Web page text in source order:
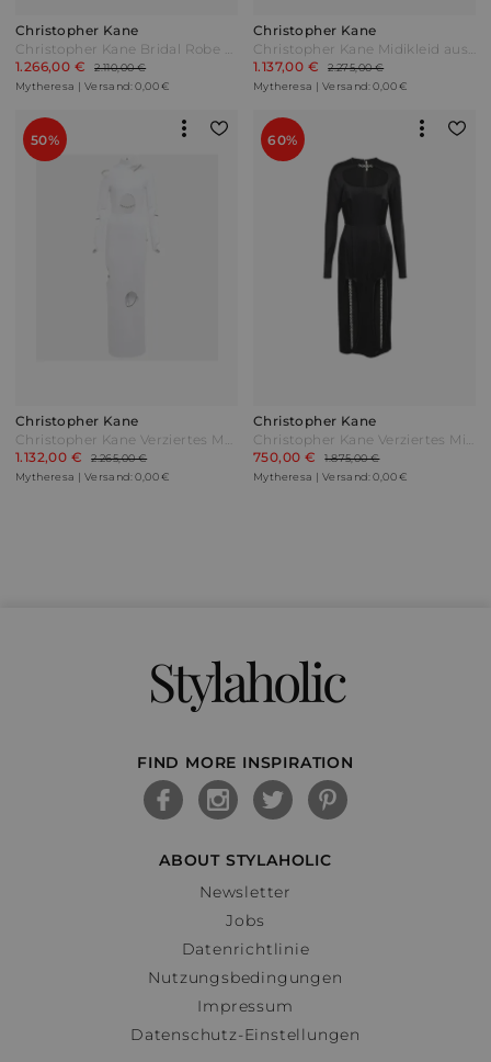
Christopher Kane
Christopher Kane Bridal Robe aus Crêpe mit Federn Weiß
1.266,00 €
2.110,00 €
Mytheresa | Versand: 0,00 €
Christopher Kane
Christopher Kane Midikleid aus Lamé Blau
1.137,00 €
2.275,00 €
Mytheresa | Versand: 0,00 €
50%
Christopher Kane
Christopher Kane Verziertes Maxikleid mit Cut-outs Weiß
1.132,00 €
2.265,00 €
Mytheresa | Versand: 0,00 €
60%
Christopher Kane
Christopher Kane Verziertes Midikleid Schwarz
750,00 €
1.875,00 €
Mytheresa | Versand: 0,00 €
Stylaholic
FIND MORE INSPIRATION
ABOUT STYLAHOLIC
Newsletter
Jobs
Datenrichtlinie
Nutzungsbedingungen
Impressum
Datenschutz-Einstellungen